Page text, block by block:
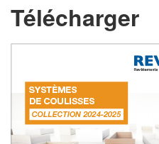
Télécharger